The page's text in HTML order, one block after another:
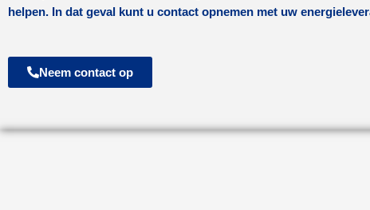
helpen. In dat geval kunt u contact opnemen met uw
Neem contact op